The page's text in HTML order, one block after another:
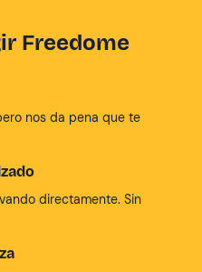
Freedome
nos da pena que te
directamente. Sin